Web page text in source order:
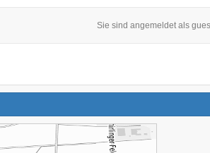
Sie sind angemeldet als